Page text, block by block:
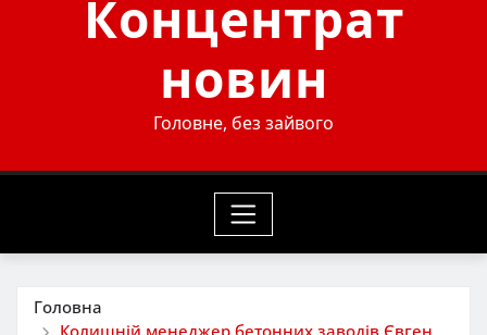
Концентрат
новин
Головне, без зайвого
Головна
Колишній менеджер бетонних заводів Євген